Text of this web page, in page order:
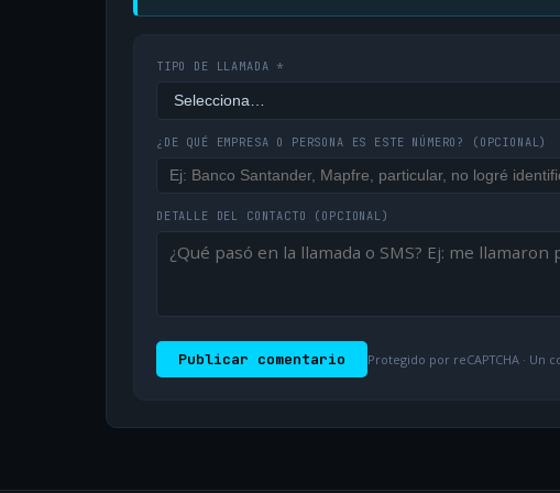
TIPO DE LLAMADA *
¿DE QUÉ EMPRESA O PERSONA ES ESTE NÚMERO? (OPCIONAL)
DETALLE DEL CONTACTO (OPCIONAL)
Publicar comentario Protegido por reCAPTCHA · Un